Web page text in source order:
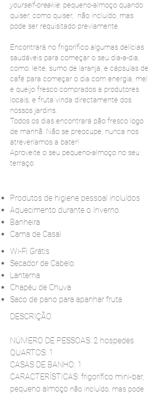
yourself-breakie: pequeno-almoço quando
quiser, como quiser, não incluído, mas
pode ser requisitado previamente.
Encontrará no frigorífico algumas delícias
saudáveis para começar o seu dia-a-dia,
como: leite, sumo de laranja, e cápsulas de
café para começar o dia com energia, mel
e queijo fresco comprados a produtores
locais, e fruta vinda directamente dos
nossos jardins.
Todos os dias encontrará pão fresco logo
de manhã. Não se preocupe, nunca nos
atreveríamos a bater!
Aproveite o seu pequeno-almoço no seu
terraço.
Produtos de higiene pessoal incluídos
Aquecimento durante o Inverno
Banheira
Cama de Casal
Wi-Fi Grátis
Secador de Cabelo
Lanterna
Chapéu de Chuva
Saco de pano para apanhar fruta
DESCRIÇÃO
NÚMERO DE PESSOAS: 2 hospedes
QUARTOS: 1
CASAS DE BANHO: 1
CARACTERÍSTICAS: frigorífico mini-bar,
pequeno almoço não incluído, mas pode